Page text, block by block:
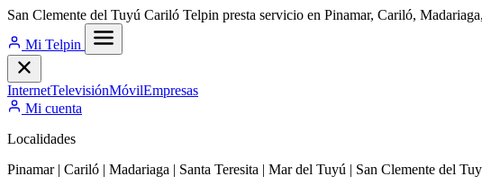
San Clemente del Tuyú Cariló Telpin presta servicio en Pinamar, Cariló,
Mi Telpin
InternetTelevisiónMóvilEmpresas
Mi cuenta
Localidades
Pinamar | Cariló | Madariaga | Santa Teresita | Mar del Tuyú | San Clemente del